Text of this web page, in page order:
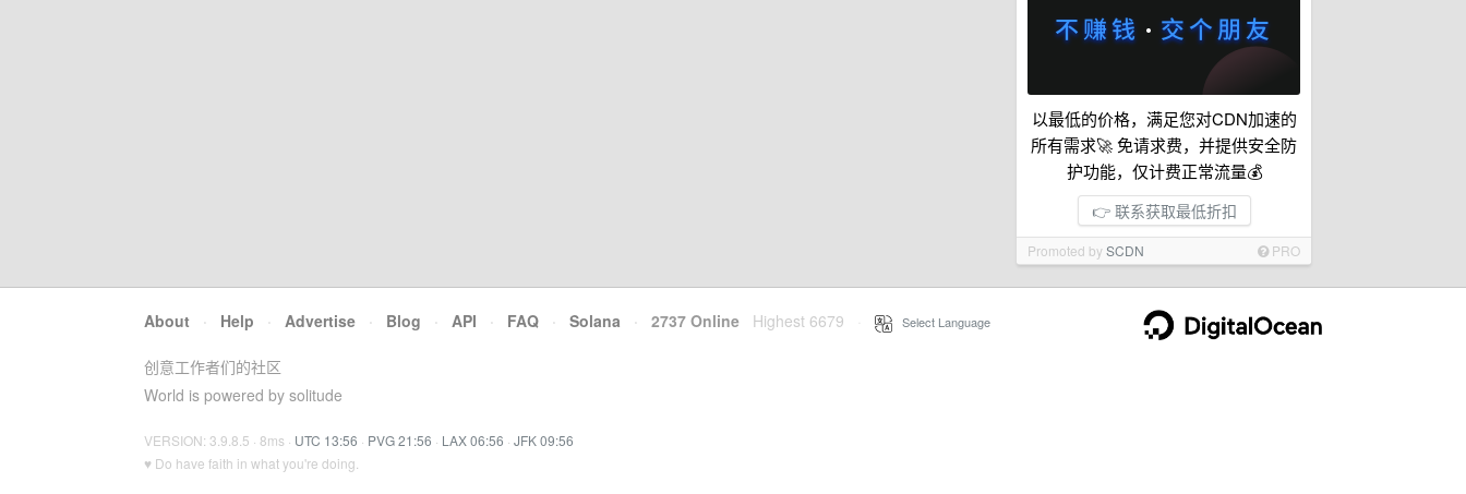
以最低的价格，满足您对CDN加速的
所有需求🚀 免请求费，并提供安全防
护功能，仅计费正常流量💰
👉 联系获取最低折扣
Promoted bySCDN PRO
About · Help · Advertise · Blog · API · FAQ · Solana · 2737 Online Highest 6679 Select Language
创意工作者们的社区
World is powered by solitude
VERSION: 3.9.8.5 · 8ms · UTC 13:56 · PVG 21:56 · LAX 06:56 · JFK 09:56
♥ Do have faith in what you're doing.